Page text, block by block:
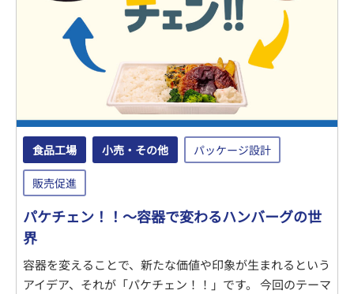
食品工場 小売・その他 パッケージ設計
販売促進
パケチェン！！～容器で変わるハンバーグの世
界
容器を変えることで、新たな価値や印象が生まれるという
アイデア、それが「パケチェン！！」です。 今回のテーマ